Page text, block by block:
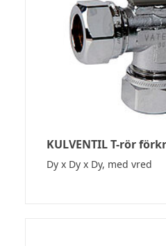
KULVENTIL T-rör
Dy x Dy x Dy, med vred